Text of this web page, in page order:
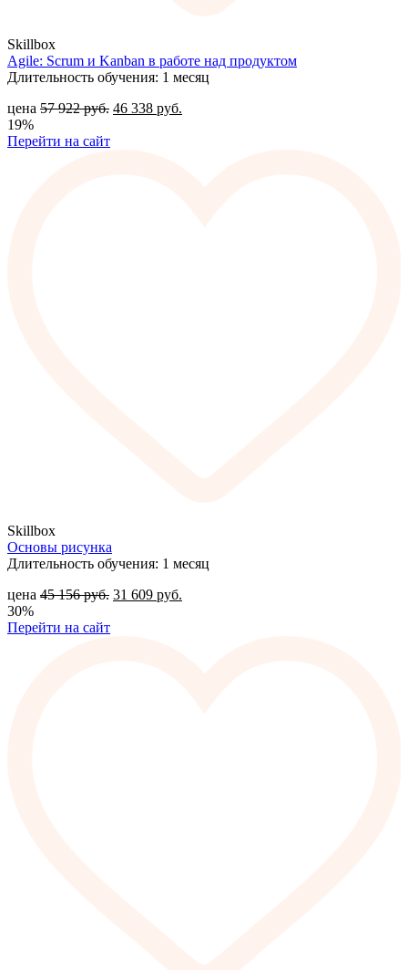
Skillbox
Agile: Scrum и Kanban в работе над продуктом
Длительность обучения: 1 месяц
цена 57 922руб. 46 338 руб.
19%
Перейти на сайт
Skillbox
Основы рисунка
Длительность обучения: 1 месяц
цена 45 156руб. 31 609 руб.
30%
Перейти на сайт